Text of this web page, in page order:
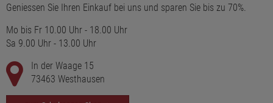
Geniessen Sie Ihren Einkauf bei uns und sparen Sie bis zu 70%.
Mo bis Fr 10.00 Uhr - 18.00 Uhr
Sa 9.00 Uhr - 13.00 Uhr
In der Waage 15
73463 Westhausen